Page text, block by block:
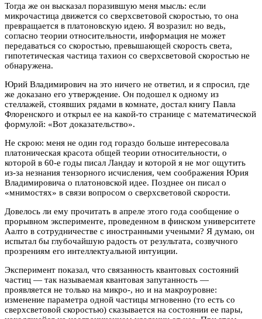
Тогда же он высказал поразившую меня мысль: если
микрочастица движется со сверхсветовой скоростью, то она
превращается в платоновскую идею. Я возразил: но ведь,
согласно теории относительности, информация не может
передаваться со скоростью, превышающей скорость света,
гипотетическая частица тахион со сверхсветовой скоростью не
обнаружена.
Юрий Владимирович на это ничего не ответил, и я спросил, где
же доказано его утверждение. Он подошел к одному из
стеллажей, стоявших рядами в комнате, достал книгу Павла
Флоренского и открыл ее на какой-то странице с математической
формулой: «Вот доказательство».
Не скрою: меня не один год гораздо больше интересовала
платоническая красота общей теории относительности, о
которой в 60-е годы писал Ландау и которой я не мог ощутить
из-за незнания тензорного исчисления, чем соображения Юрия
Владимировича о платоновской идее. Позднее он писал о
«мнимостях» в связи вопросом о сверхсветовой скорости.
Довелось ли ему прочитать в апреле этого года сообщение о
прорывном эксперименте, проведенном в финском университете
Аалто в сотрудничестве с иностранными учеными? Я думаю, он
испытал бы глубочайшую радость от результата, созвучного
прозрениям его интеллектуальной интуиции.
Эксперимент показал, что связанность квантовых состояний
частиц — так называемая квантовая запутанность —
проявляется не только на микро-, но и на макроуровне:
изменение параметра одной частицы мгновенно (то есть со
сверхсветовой скоростью) сказывается на состоянии ее пары,